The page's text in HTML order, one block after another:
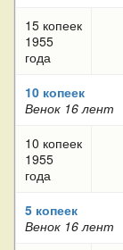
15 копеек
1955
года
10 копеек
Венок 16 лент
10 копеек
1955
года
5 копеек
Венок 16 лент